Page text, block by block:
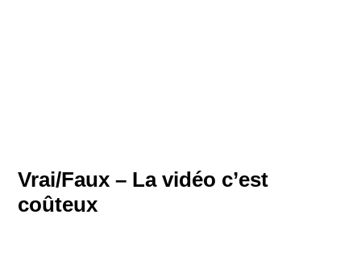
Vrai/Faux – La vidéo c’est
coûteux